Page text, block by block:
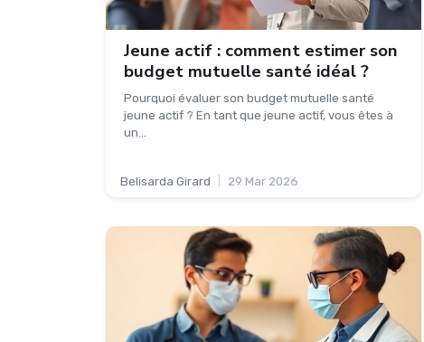
Jeune actif : comment estimer son
budget mutuelle santé idéal ?
Pourquoi évaluer son budget mutuelle santé
jeune actif ? En tant que jeune actif, vous êtes à
un...
Belisarda Girard 29 Mar 2026